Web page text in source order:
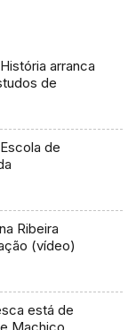
arranca
de
de
Ribeira
(vídeo)
está de
Machico